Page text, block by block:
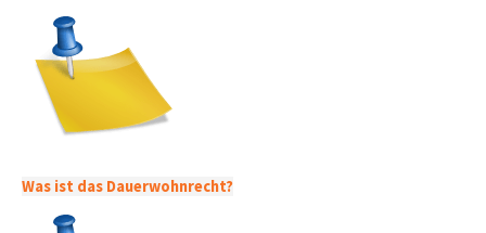
Was ist das Dauerwohnrecht?